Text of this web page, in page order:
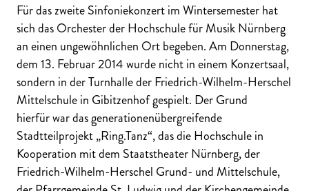
Für das zweite Sinfoniekonzert im Wintersemester hat
sich das Orchester der Hochschule für Musik Nürnberg
an einen ungewöhnlichen Ort begeben. Am Donnerstag,
dem 13. Februar 2014 wurde nicht in einem Konzertsaal,
sondern in der Turnhalle der Friedrich-Wilhelm-Herschel
Mittelschule in Gibitzenhof gespielt. Der Grund
hierfür war das generationenübergreifende
Stadtteilprojekt „Ring.Tanz“, das die Hochschule in
Kooperation mit dem Staatstheater Nürnberg, der
Friedrich-Wilhelm-Herschel Grund- und Mittelschule,